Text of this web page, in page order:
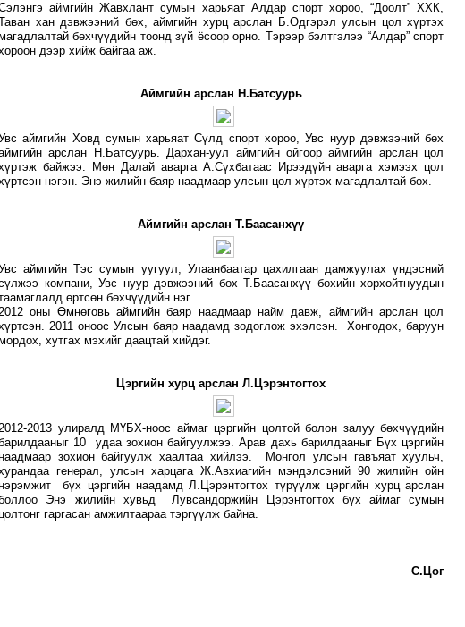
аймгийн Жавхлант сумын харьяат Алдар спорт хороо, “Доолт” ХХК,
хан дэвжээний бөх, аймгийн хурц арслан Б.Одгэрэл улсын цол хүртэх
бөхчүүдийн тоонд зүй ёсоор орно. Тэрээр бэлтгэлээ “Алдар” спорт
дээр хийж байгаа аж.
Аймгийн арслан Н.Батсуурь
аймгийн Ховд сумын харьяат Сүлд спорт хороо, Увс нуур дэвжээний бөх
арслан Н.Батсуурь. Дархан-уул аймгийн ойгоор аймгийн арслан цол
байжээ. Мөн Далай аварга А.Сүхбатаас Ирээдүйн аварга хэмээх цол
нэгэн. Энэ жилийн баяр наадмаар улсын цол хүртэх магадлалтай бөх.
Аймгийн арслан Т.Баасанхүү
аймгийн Тэс сумын уугуул, Улаанбаатар цахилгаан дамжуулах үндэсний
компани, Увс нуур дэвжээний бөх Т.Баасанхүү бөхийн хорхойтнуудын
өртсөн бөхчүүдийн нэг.
оны Өмнөговь аймгийн баяр наадмаар найм давж, аймгийн арслан цол
2011 оноос Улсын баяр наадамд зодоглож эхэлсэн. Хонгодох, баруун
хутгах мэхийг даацтай хийдэг.
Цэргийн хурц арслан Л.Цэрэнтогтох
2013 улиралд МҮБХ-ноос аймаг цэргийн цолтой болон залуу бөхчүүдийн
10 удаа зохион байгуулжээ. Арав дахь барилдааныг Бүх цэргийн
зохион байгуулж хаалтаа хийлээ. Монгол улсын гавъяат хуульч,
генерал, улсын харцага Ж.Авхиагийн мэндэлсэний 90 жилийн ойн
бүх цэргийн наадамд Л.Цэрэнтогтох түрүүлж цэргийн хурц арслан
Энэ жилийн хувьд Лувсандоржийн Цэрэнтогтох бүх аймаг сумын
гаргасан амжилтаараа тэргүүлж байна.
С.Цог